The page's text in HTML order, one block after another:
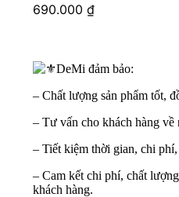
690.000₫
DeMi đảm bảo:
– Chất lượng sản phẩm tốt,
– Tư vấn cho khách hàng
– Tiết kiệm thời gian, chi
– Cam kết chi phí, chất
khách hàng.